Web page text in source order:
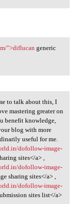
">diflucan generic
time
to talk about this, I
mastering greater on
benefit knowledge,
blog with more
useful for me.
dofollow-image-
sites</a> ,
dofollow-image-
sharing sites</a> ,
dofollow-image-
sites list</a>